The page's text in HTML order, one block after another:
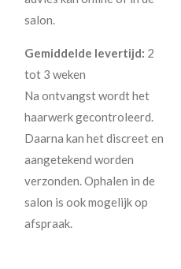
salon.
Gemiddelde levertijd: 2
tot 3 weken
Na ontvangst wordt het
haarwerk gecontroleerd.
Daarna kan het discreet en
aangetekend worden
verzonden. Ophalen in de
salon is ook mogelijk op
afspraak.